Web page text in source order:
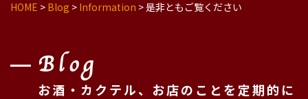
HOME > Blog > Information >是非ともご覧ください
Blog
お酒・カクテル、お店のことを定期的に